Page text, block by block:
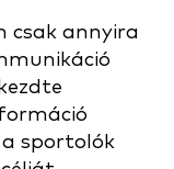
csak annyira
sportolók